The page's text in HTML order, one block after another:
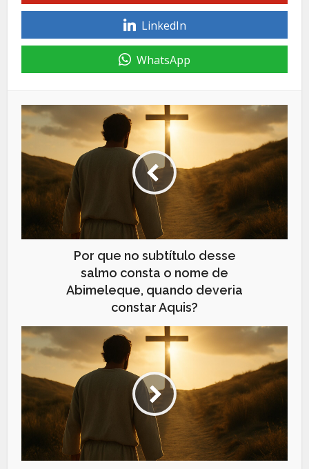
LinkedIn
WhatsApp
Por que no subtítulo desse
salmo consta o nome de
Abimeleque, quando deveria
constar Aquis?